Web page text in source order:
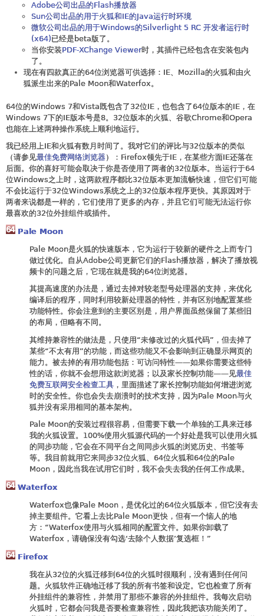
Adobe公司出品的Flash播放器
Sun公司出品的用于火狐和IE的Java运行时环境
微软公司出品的用于Windows的Silverlight 5 RC 开发者运行时
(x64)已经是beta版了。
当你安装PDF-XChange Viewer时，其插件已经包含在安装包内
了。
现在有四款真正的64位浏览器可供选择：IE、Mozilla的火狐和由火
狐派生出来的Pale Moon和Waterfox。
64位的Windows 7和Vista既包含了32位IE，也包含了64位版本的IE，在
Windows 7下的IE版本号是8。32位版本的火狐、谷歌Chrome和Opera
也能在上述两种操作系统上顺利地运行。
我已经用上IE和火狐有数月时间了。我对它们的评比与32位版本的类似
（请参见最佳免费网络浏览器）：Firefox领先于IE，在某些方面IE还落在
后面。你的喜好可能会取决于你是否使用了两者的32位版本。当运行于64
位Windows之上时，这两款程序都比32位版本更加流畅快速，但它们可能
不会比运行于32位Windows系统之上的32位版本程序更快。其原因对于
两者来说都是一样的，它们使用了更多的内存，并且它们可能无法运行你
最喜欢的32位外挂组件或插件。
Pale Moon
Pale Moon是火狐的快速版本，它为运行于较新的硬件之上而专门
做过优化。自从Adobe公司更新它们的Flash播放器，解决了播放视
频卡的问题之后，它现在就是我的64位浏览器。
其提高速度的办法是，通过去掉对较老型号处理器的支持，来优化
编译后的程序，同时利用较新处理器的特性，并有区别地配置某些
功能特性。你会注意到的主要区别是，用户界面虽然保留了某些旧
的布局，但略有不同。
其维持兼容性的做法是，只使用“未修改过的火狐代码”，但去掉了
某些“不太有用”的功能，而这些功能又不会影响到正确显示网页的
能力。被去掉的有用功能包括：可访问特性——如果你需要这些特
性的话，你就不会想用这款浏览器；以及家长控制功能——见最佳
免费互联网安全检查工具 ，里面描述了家长控制功能如何增进浏览
时的安全性。你也会失去崩溃时的技术支持，因为Pale Moon与火
狐并没有采用相同的基本架构。
Pale Moon的安装过程很容易，但需要下载一个单独的工具来迁移
我的火狐设置。100%使用火狐源代码的一个好处是我可以使用火狐
的同步功能，它会在不同平台之间同步火狐的浏览历史、书签等
等。我目前就用它来同步32位火狐、64位火狐和64位的Pale
Moon，因此当我在试用它们时，我不会失去我的任何工作成果。
Waterfox
Waterfox也像Pale Moon，是优化过的64位火狐版本，但它没有去
掉主要组件。它看上去比Pale Moon更快，但有一个恼人的地
方：“Waterfox使用与火狐相同的配置文件。如果你卸载了
Waterfox，请确保没有勾选‘去除个人数据’复选框！”
Firefox
我在从32位的火狐迁移到64位的火狐时很顺利，没有遇到任何问
题。火狐软件正确地迁移了我的所有书签和设定。它也检查了所有
外挂组件的兼容性，并禁用了那些不兼容的外挂组件。我每次启动
火狐时，它都会问我是否要检查兼容性，因此我把该功能关闭了。